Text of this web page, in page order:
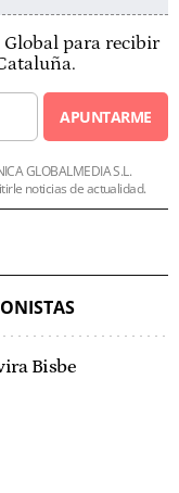
para recibir
APUNTARME
GLOBALMEDIA S.L.
noticias de actualidad.
Bisbe